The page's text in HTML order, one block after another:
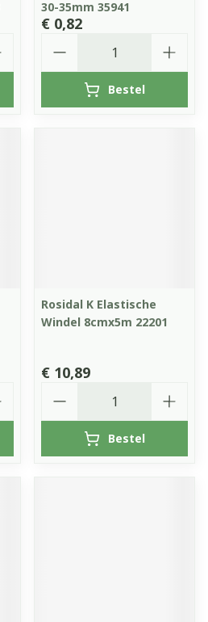
30-35mm 35941
€ 0,82
Bestel
Rosidal K Elastische
Windel 8cmx5m 22201
€ 10,89
Bestel